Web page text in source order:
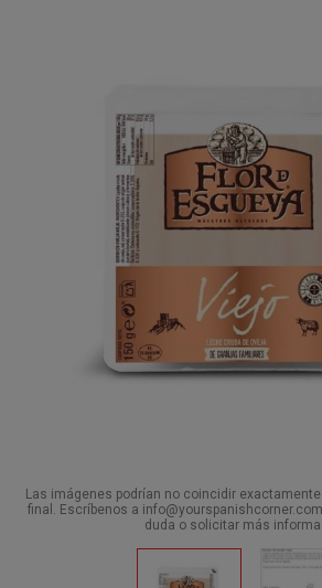
Las imágenes podrían no coincidir
final. Escríbenos a
duda o solicitar más